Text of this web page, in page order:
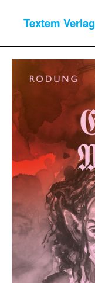
Textem Verlag